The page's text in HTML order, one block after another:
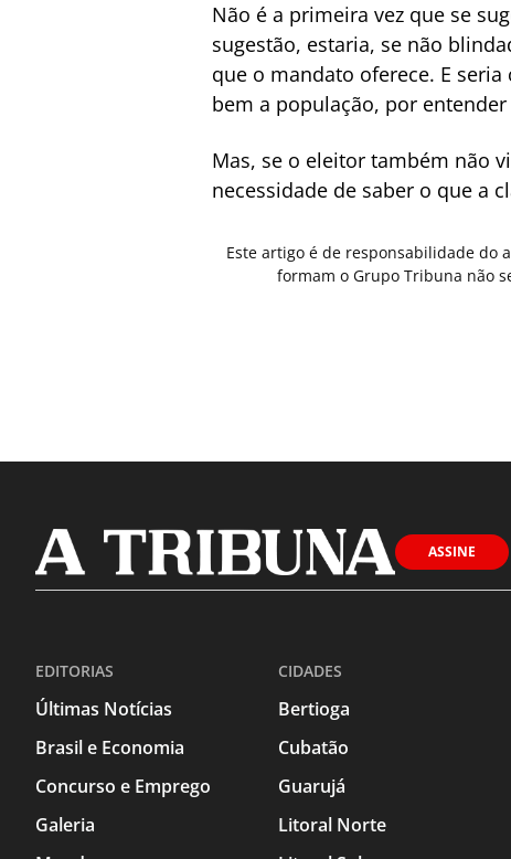
Não é a primeira vez que se
sugestão, estaria, se não
que o mandato oferece. E
bem a população, por
Mas, se o eleitor também não
necessidade de saber o que a
Este artigo é de responsabilidade do
formam o Grupo Tribuna não
ASSINE
EDITORIAS
Últimas Notícias
Brasil e Economia
Concurso e Emprego
Galeria
CIDADES
Bertioga
Cubatão
Guarujá
Litoral Norte